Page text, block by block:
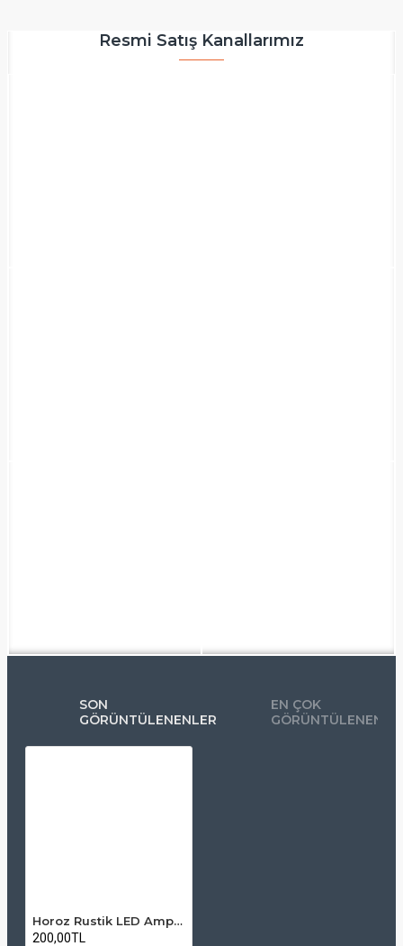
Resmi Satış Kanallarımız
SON
GÖRÜNTÜLENENLER
EN ÇOK
Horoz Rustik LED Ampul 6W - E27 Duy 2200K Amber Cam (Nostaljik Sarı Işık)
200,00TL